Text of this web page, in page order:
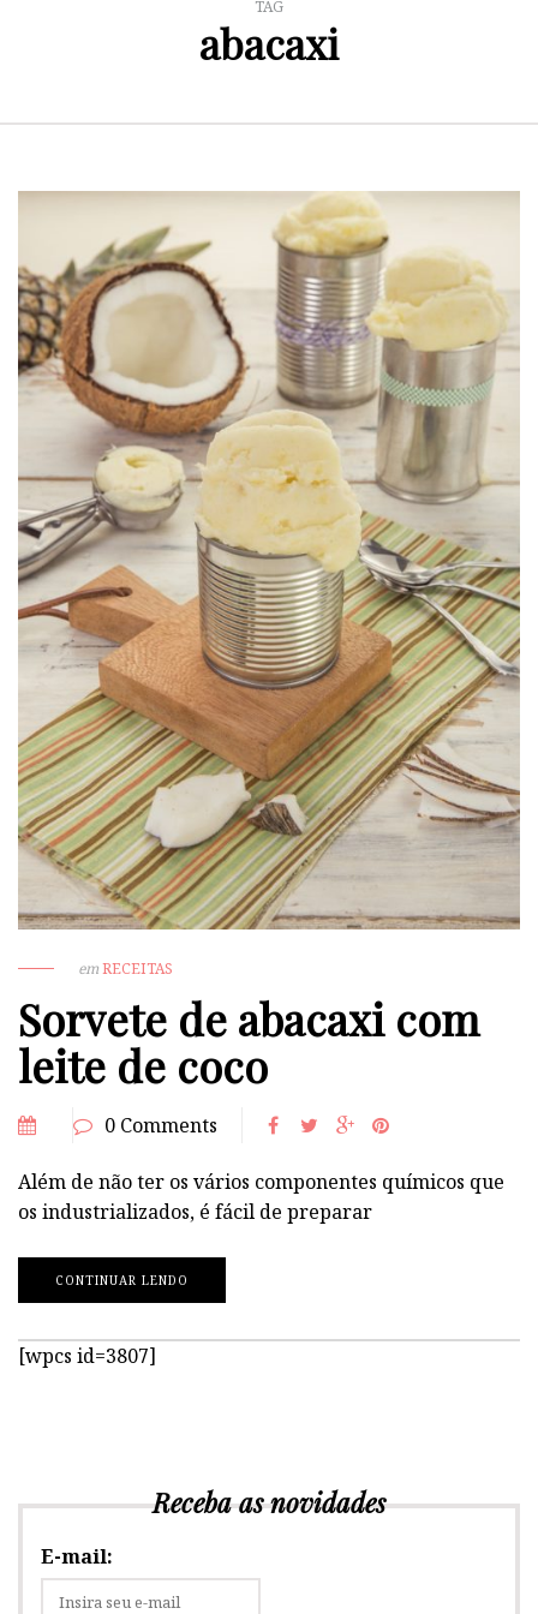
TAG
abacaxi
emRECEITAS
Sorvete de abacaxi com
leite de coco
0 Comments
Além de não ter os vários componentes químicos que
os industrializados, é fácil de preparar
CONTINUAR LENDO
[wpcs id=3807]
Receba as novidades
E-mail: